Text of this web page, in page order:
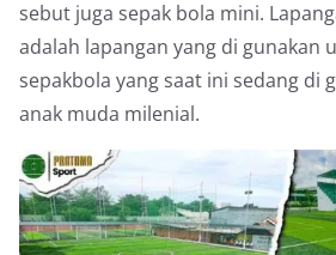
sebut juga sepak bola mini.
adalah lapangan yang di gunakan
sepakbola yang saat ini sedang di
anak muda milenial.